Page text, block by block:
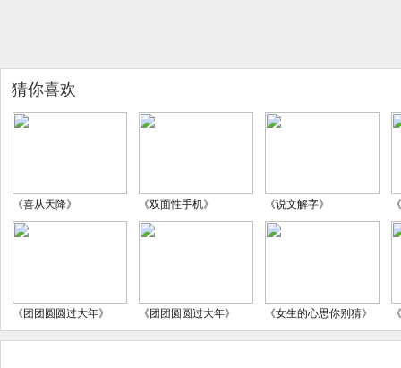
猜你喜欢
《喜从天降》 《双面性手机》 《说文解字》
《团团圆圆过大年》 《团团圆圆过大年》 《女生的心思你别猜》